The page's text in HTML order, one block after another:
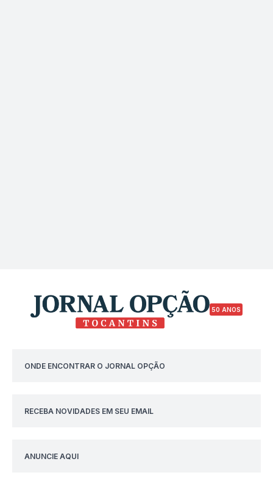
50 ANOS
ONDE ENCONTRAR O JORNAL OPÇÃO
RECEBA NOVIDADES EM SEU EMAIL
ANUNCIE AQUI